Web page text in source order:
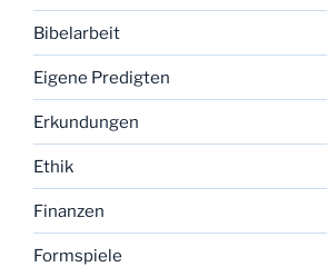
Bibelarbeit
Eigene Predigten
Erkundungen
Ethik
Finanzen
Formspiele